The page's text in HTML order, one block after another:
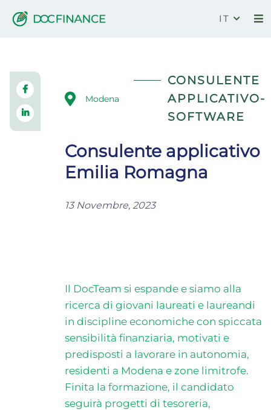
IT
Modena
CONSULENTE
APPLICATIVO-
SOFTWARE
Consulente applicativo
Emilia Romagna
13 Novembre, 2023
Il DocTeam si espande e siamo alla
ricerca di giovani laureati e laureandi
in discipline economiche con spiccata
sensibilità finanziaria, motivati e
predisposti a lavorare in autonomia,
residenti a Modena e zone limitrofe.
Finita la formazione, il candidato
seguirà progetti di tesoreria,